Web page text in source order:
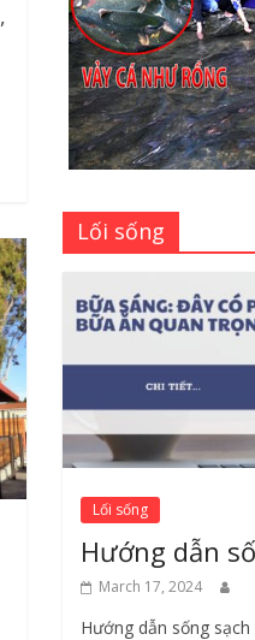
,
Lối sống
Lối sống
Hướng dẫn
March 17, 2024
Hướng dẫn sống